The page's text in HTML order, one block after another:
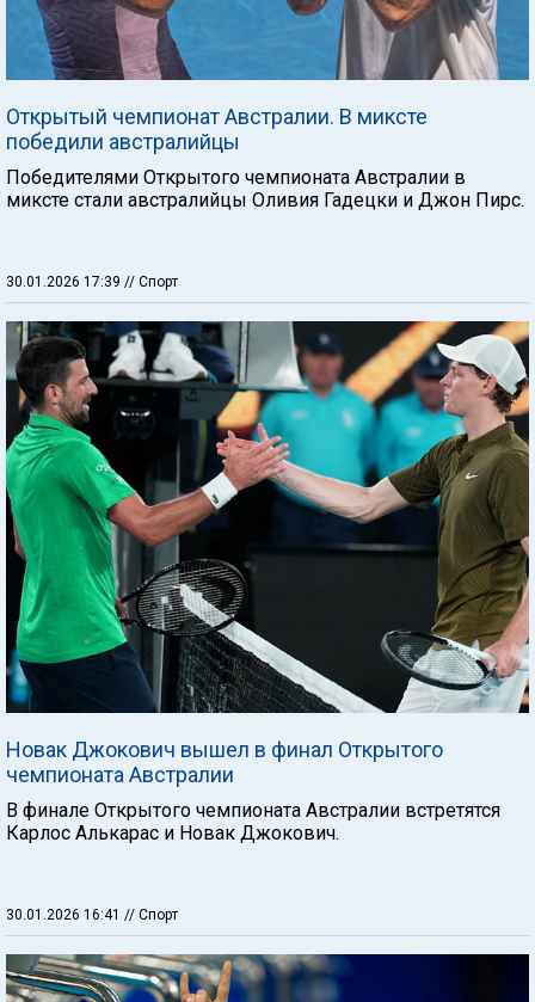
Открытый чемпионат Австралии. В миксте
победили австралийцы
Победителями Открытого чемпионата Австралии в
миксте стали австралийцы Оливия Гадецки и Джон Пирс.
30.01.2026 17:39 // Спорт
Новак Джокович вышел в финал Открытого
чемпионата Австралии
В финале Открытого чемпионата Австралии встретятся
Карлос Алькарас и Новак Джокович.
30.01.2026 16:41 // Спорт